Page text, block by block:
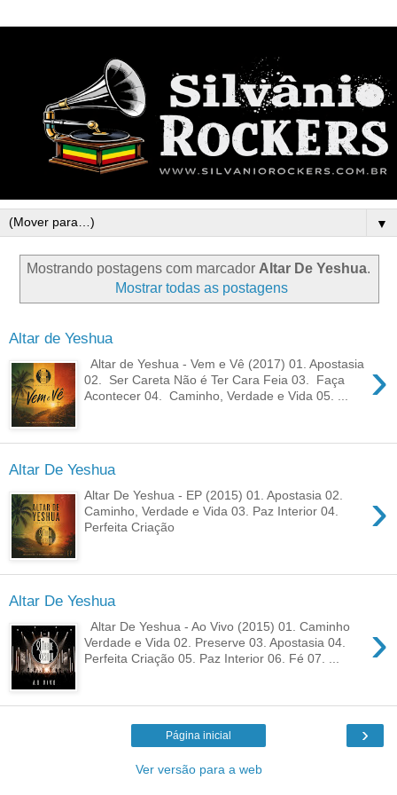
▼
Mostrando postagens com marcador Altar De Yeshua.
Mostrar todas as postagens
Altar de Yeshua
›
Altar de Yeshua - Vem e Vê (2017) 01. Apostasia
02. Ser Careta Não é Ter Cara Feia 03. Faça
Acontecer 04. Caminho, Verdade e Vida 05. ...
Altar De Yeshua
›
Altar De Yeshua - EP (2015) 01. Apostasia 02.
Caminho, Verdade e Vida 03. Paz Interior 04.
Perfeita Criação
Altar De Yeshua
›
Altar De Yeshua - Ao Vivo (2015) 01. Caminho
Verdade e Vida 02. Preserve 03. Apostasia 04.
Perfeita Criação 05. Paz Interior 06. Fé 07. ...
›
Página inicial
Ver versão para a web